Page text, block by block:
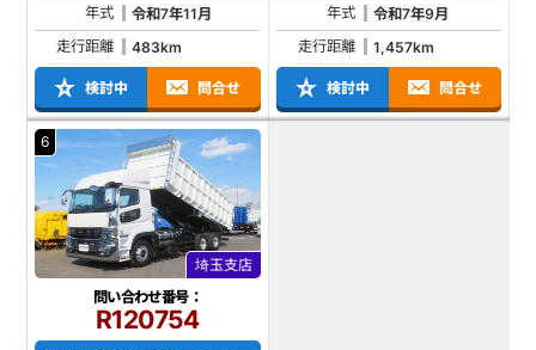
年式
令和7年11月
走行距離
483km
検討中 問合せ
年式
令和7年9月
走行距離
1,457km
検討中 問合せ
6
埼玉支店
問い合わせ番号：
R120754